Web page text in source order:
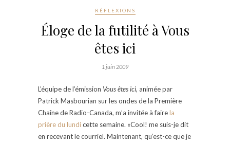
RÉFLEXIONS
Éloge de la futilité à Vous
êtes ici
1 juin 2009
L’équipe de l’émission Vous êtes ici, animée par
Patrick Masbourian sur les ondes de la Première
Chaîne de Radio-Canada, m’a invitée à fairela
prière du lundicette semaine. «Cool! me suis-je dit
en recevant le courriel. Maintenant, qu’est-ce que je